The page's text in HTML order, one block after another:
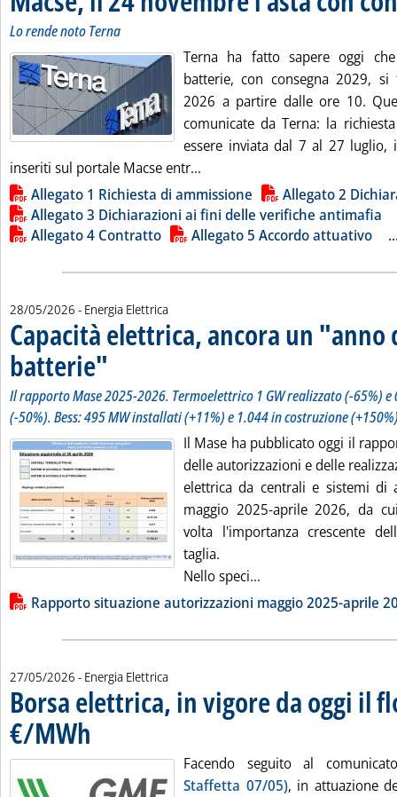
Lo rende noto Terna
Terna ha fatto sapere oggi
batterie, con consegna 2029,
2026 a partire dalle ore 10.
comunicate da Terna: la
essere inviata dal 7 al 27 luglio,
inseriti sul portale Macse entr...
Lista allegati PDF alla notizia
Allegato 1 Richiesta di ammissione
Allegato 2
Allegato 3 Dichiarazioni ai fini delle verifiche antimafia
Allegato 4 Contratto
Allegato 5 Accordo attuativo
28/05/2026 - Energia Elettrica
Capacità elettrica, ancora un "anno
batterie"
Il rapporto Mase 2025-2026. Termoelettrico 1 GW realizzato (-65%) e
(-50%). Bess: 495 MW installati (+11%) e 1.044 in costruzione
Il Mase ha pubblicato oggi il
delle autorizzazioni e delle
elettrica da centrali e sistemi di
maggio 2025-aprile 2026, da
volta l'importanza crescente
taglia.
Nello speci...
Lista allegati PDF alla notizia
Rapporto situazione autorizzazioni maggio 2025-aprile
27/05/2026 - Energia Elettrica
Borsa elettrica, in vigore da oggi il
€/MWh . Pubblicata mercoledì 27 maggio 2026 alle 16.5.
Facendo seguito al
Staffetta 07/05), in attuazione